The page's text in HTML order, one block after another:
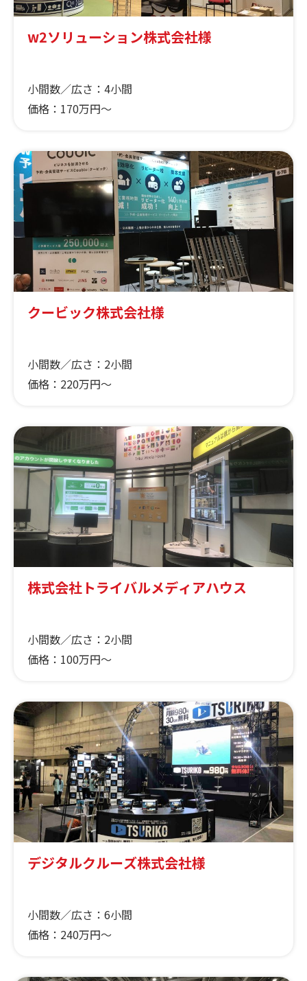
w2ソリューション株式会社様
小間数／広さ： 4小間
価格： 170万円～
クービック株式会社様
小間数／広さ： 2小間
価格： 220万円～
株式会社トライバルメディアハウス
小間数／広さ： 2小間
価格： 100万円～
デジタルクルーズ株式会社様
小間数／広さ： 6小間
価格： 240万円～